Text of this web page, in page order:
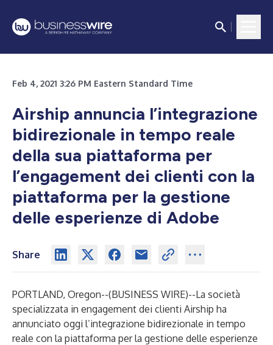
Feb 4, 2021 3:26 PM Eastern Standard Time
Airship annuncia l’integrazione
bidirezionale in tempo reale
della sua piattaforma per
l’engagement dei clienti con la
piattaforma per la gestione
delle esperienze di Adobe
Share
PORTLAND, Oregon--(BUSINESS WIRE)--La società
specializzata in engagement dei clienti Airship ha
annunciato oggi l’integrazione bidirezionale in tempo
reale con la piattaforma per la gestione delle esperienze